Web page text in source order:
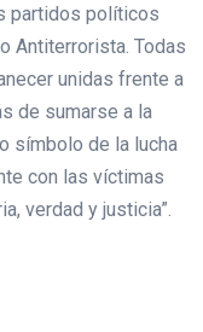
partidos políticos
Antiterrorista. Todas
unidas frente a
de sumarse a la
símbolo de la lucha
con las víctimas
verdad y justicia”.